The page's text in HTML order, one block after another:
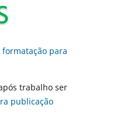
para
trabalho ser
publicação